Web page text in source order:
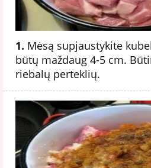
1. Mėsą supjaustykite
būtų maždaug 4-5 cm.
riebalų perteklių.